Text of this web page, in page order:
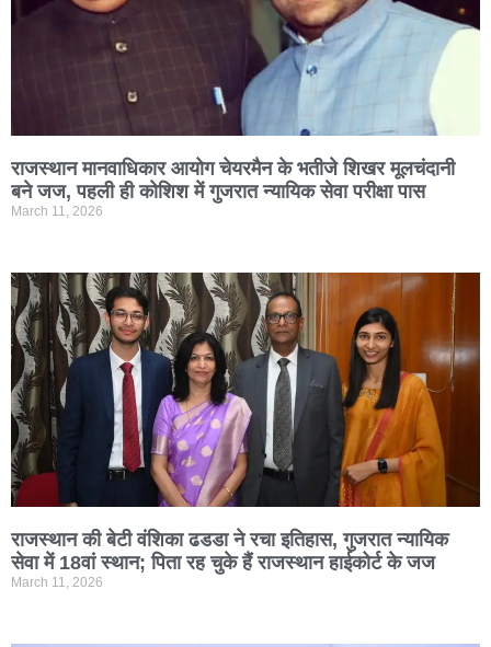
राजस्थान मानवाधिकार आयोग चेयरमैन के भतीजे शिखर मूलचंदानी
बने जज, पहली ही कोशिश में गुजरात न्यायिक सेवा परीक्षा पास
March 11, 2026
राजस्थान की बेटी वंशिका ढडडा ने रचा इतिहास, गुजरात न्यायिक
सेवा में 18वां स्थान; पिता रह चुके हैं राजस्थान हाईकोर्ट के जज
March 11, 2026